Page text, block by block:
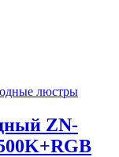
люстры
ZN-